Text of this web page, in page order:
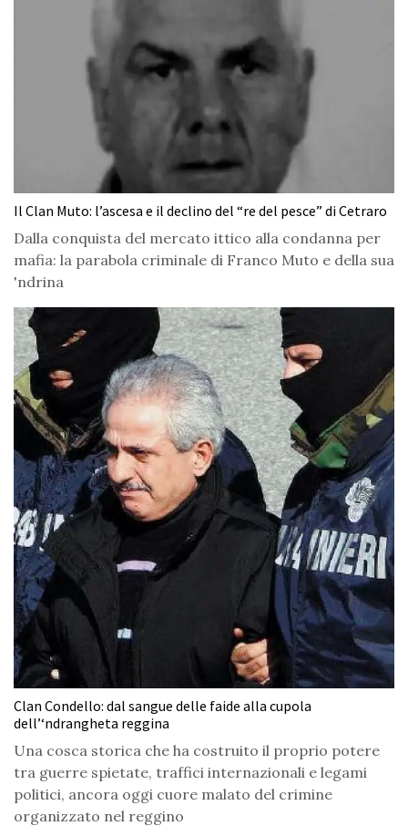
Il Clan Muto: l’ascesa e il declino del “re del pesce” di Cetraro
Dalla conquista del mercato ittico alla condanna per
mafia: la parabola criminale di Franco Muto e della sua
'ndrina
Clan Condello: dal sangue delle faide alla cupola
dell’‘ndrangheta reggina
Una cosca storica che ha costruito il proprio potere
tra guerre spietate, traffici internazionali e legami
politici, ancora oggi cuore malato del crimine
organizzato nel reggino